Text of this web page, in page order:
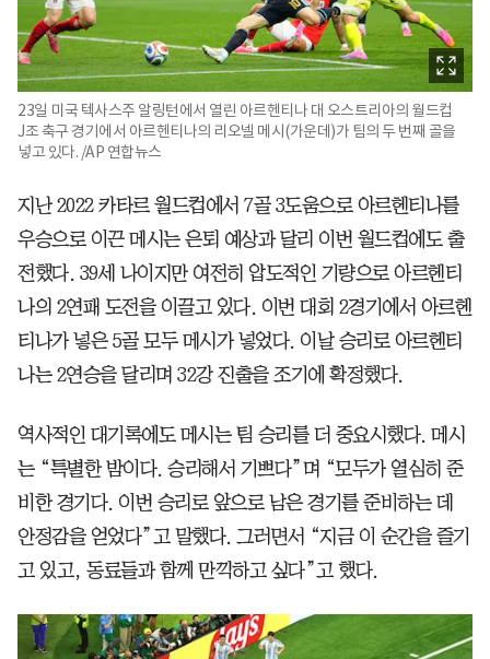
23일 미국 텍사스주 알링턴에서 열린 아르헨티나 대 오스트리아의 월드컵
J조 축구 경기에서 아르헨티나의 리오넬 메시(가운데)가 팀의 두 번째 골을
넣고 있다. /AP 연합뉴스
지난 2022 카타르 월드컵에서 7골 3도움으로 아르헨티나를
우승으로 이끈 메시는 은퇴 예상과 달리 이번 월드컵에도 출
전했다. 39세 나이지만 여전히 압도적인 기량으로 아르헨티
나의 2연패 도전을 이끌고 있다. 이번 대회 2경기에서 아르헨
티나가 넣은 5골 모두 메시가 넣었다. 이날 승리로 아르헨티
나는 2연승을 달리며 32강 진출을 조기에 확정했다.
역사적인 대기록에도 메시는 팀 승리를 더 중요시했다. 메시
는 “특별한 밤이다. 승리해서 기쁘다”며 “모두가 열심히 준
비한 경기다. 이번 승리로 앞으로 남은 경기를 준비하는 데
안정감을 얻었다”고 말했다. 그러면서 “지금 이 순간을 즐기
고 있고, 동료들과 함께 만끽하고 싶다”고 했다.